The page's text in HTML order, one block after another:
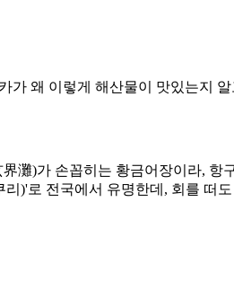
왜 이렇게 해산물이 맛있는지
灘)가 손꼽히는 황금어장이라,
)'로 전국에서 유명한데, 회를 떠